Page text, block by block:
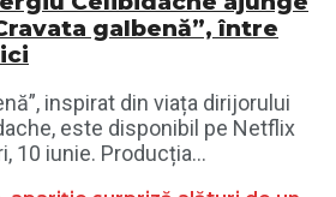
galbenă”, între
inspirat din viața dirijorului
este disponibil pe Netflix
10 iunie. Producția...